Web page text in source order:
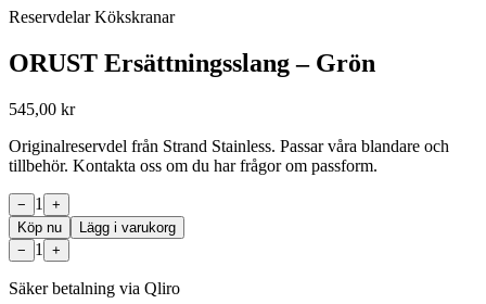
Reservdelar Kökskranar
ORUST Ersättningsslang – Grön
545,00 kr
Originalreservdel från Strand Stainless. Passar våra blandare och
tillbehör. Kontakta oss om du har frågor om passform.
− 1
+
Köp nu
Lägg i varukorg
−
1 +
Säker betalning via Qliro